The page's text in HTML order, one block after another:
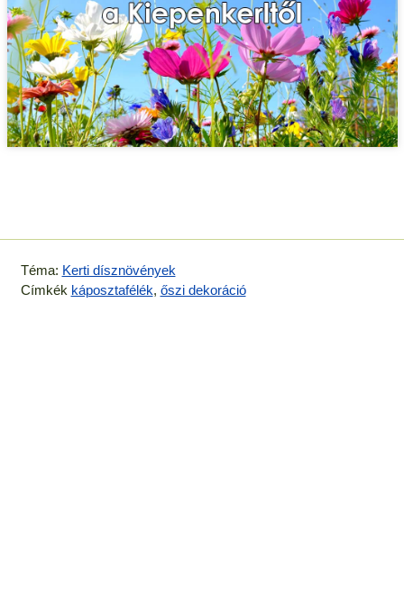
Téma: Kerti dísznövények
Címkék káposztafélék, őszi dekoráció